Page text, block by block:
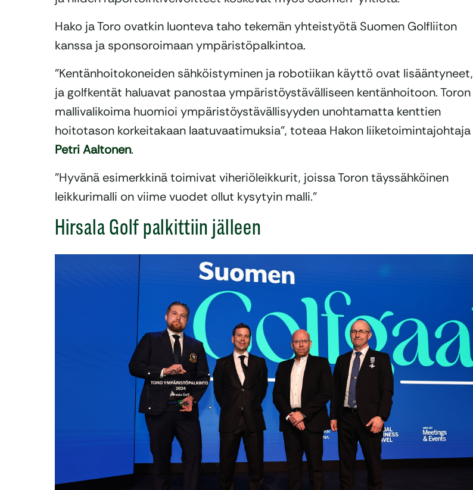
Hako ja Toro ovatkin luonteva taho tekemän yhteistyötä Suomen Golfliiton
kanssa ja sponsoroimaan ympäristöpalkintoa.
”Kentänhoitokoneiden sähköistyminen ja robotiikan käyttö ovat lisääntyneet,
ja golfkentät haluavat panostaa ympäristöystävälliseen kentänhoitoon. Toron
mallivalikoima huomioi ympäristöystävällisyyden unohtamatta kenttien
hoitotason korkeitakaan laatuvaatimuksia”, toteaa Hakon liiketoimintajohtaja
Petri Aaltonen.
”Hyvänä esimerkkinä toimivat viheriöleikkurit, joissa Toron täyssähköinen
leikkurimalli on viime vuodet ollut kysytyin malli.”
Hirsala Golf palkittiin jälleen